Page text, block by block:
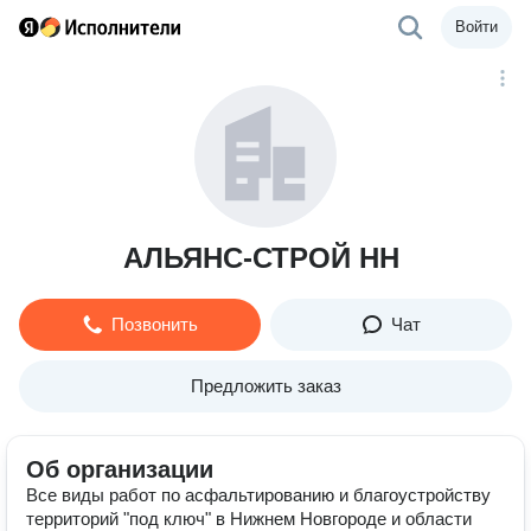
Войти
АЛЬЯНС-СТРОЙ НН
Позвонить Чат
Предложить заказ
Об организации
Все виды работ по асфальтированию и благоустройству
территорий "под ключ" в Нижнем Новгороде и области